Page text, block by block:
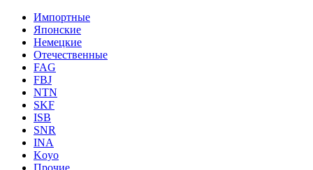
Импортные
Японские
Немецкие
Отечественные
FAG
FBJ
NTN
SKF
ISB
SNR
INA
Koyo
Прочие